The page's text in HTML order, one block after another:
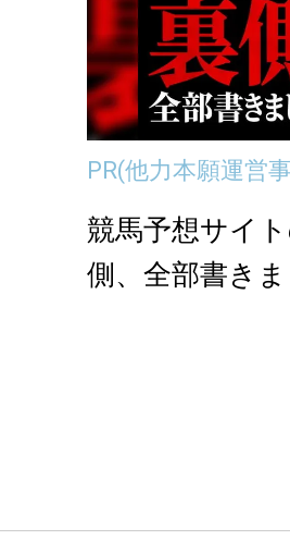
PR(他力本願運営
競馬予想サイ
側、全部書きま